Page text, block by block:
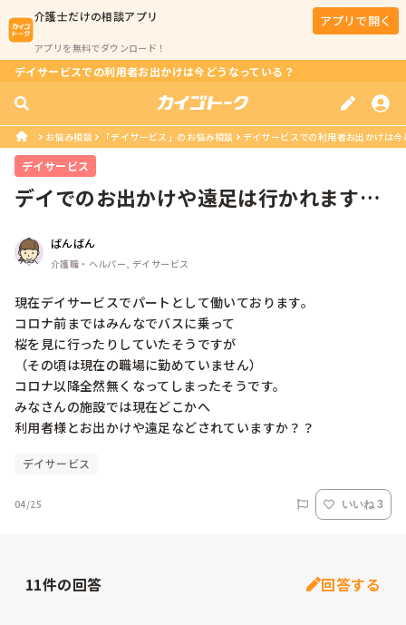
介護士だけの相談アプリ
アプリを無料でダウンロード！
アプリで開く
デイサービスでの利用者お出かけは今どうなっている？
お悩み相談 「デイサービス」のお悩み相談 デイサービスでの利用者お出かけは
デイサービス
デイでのお出かけや遠足は行かれます
ばんばん
介護職・ヘルパー, デイサービス
現在デイサービスでパートとして働いております。
コロナ前まではみんなでバスに乗って
桜を見に行ったりしていたそうですが
（その頃は現在の職場に勤めていません）
コロナ以降全然無くなってしまったそうです。
みなさんの施設では現在どこかへ
利用者様とお出かけや遠足などされていますか？？
デイサービス
04/25 いいね 3
11件の回答 回答する